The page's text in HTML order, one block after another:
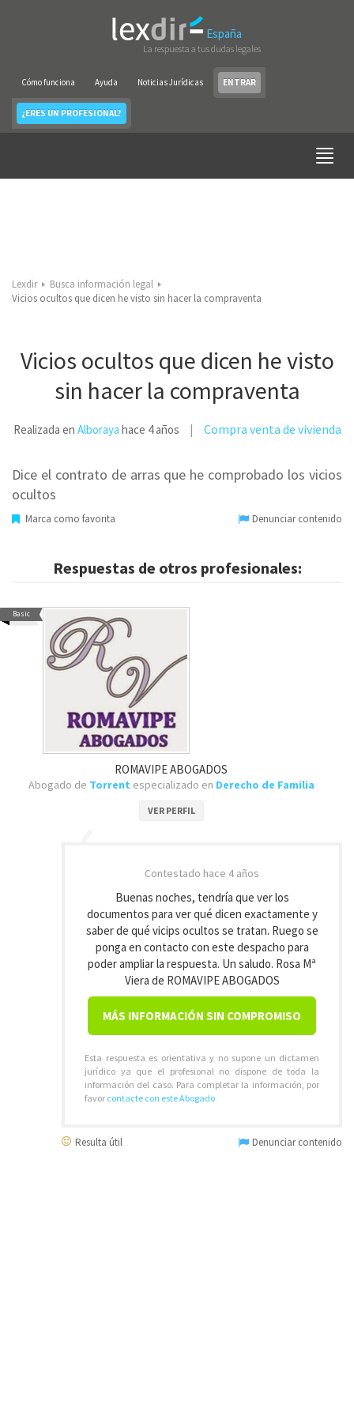
España
La respuesta a tus dudas legales
Cómo funciona Ayuda Noticias Jurídicas ENTRAR
¿ERES UN PROFESIONAL?
Lexdir
Busca información legal
Vicios ocultos que dicen he visto sin hacer la compraventa
Vicios ocultos que dicen he visto
sin hacer la compraventa
Realizada en Alboraya hace 4 años Compra venta de vivienda
Dice el contrato de arras que he comprobado los vicios
ocultos
Marca como favorita Denunciar contenido
Respuestas de otros profesionales:
Basic
ROMAVIPE ABOGADOS
Abogado de Torrent especializado en Derecho de Familia
VER PERFIL
Contestado hace 4 años
Buenas noches, tendría que ver los
documentos para ver qué dicen exactamente y
saber de qué vicips ocultos se tratan. Ruego se
ponga en contacto con este despacho para
poder ampliar la respuesta. Un saludo. Rosa Mª
Viera de ROMAVIPE ABOGADOS
MÁS INFORMACIÓN SIN COMPROMISO
Esta respuesta es orientativa y no supone un dictamen
jurídico ya que el profesional no dispone de toda la
información del caso. Para completar la información, por
favor contacte con este Abogado
Resulta útil Denunciar contenido